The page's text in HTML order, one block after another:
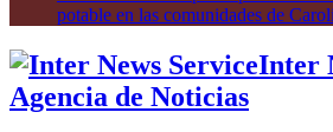
potable en las comunidades de
Inter
Agencia de Noticias